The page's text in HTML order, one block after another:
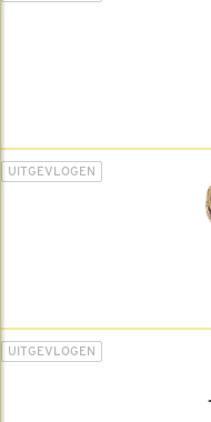
UITGEVLOGEN
UITGEVLOGEN